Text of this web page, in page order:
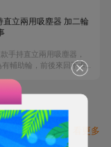
SAMUE的上衣衿衽為左
。擅長詮釋日式洋服的
本，改以釦子替代綁
攜物；內裏採LEE
，適合冬天穿著。
手持直立兩用吸塵器，
輔助輪，前後來回不卡
做家事，還可以促進親子
看更多